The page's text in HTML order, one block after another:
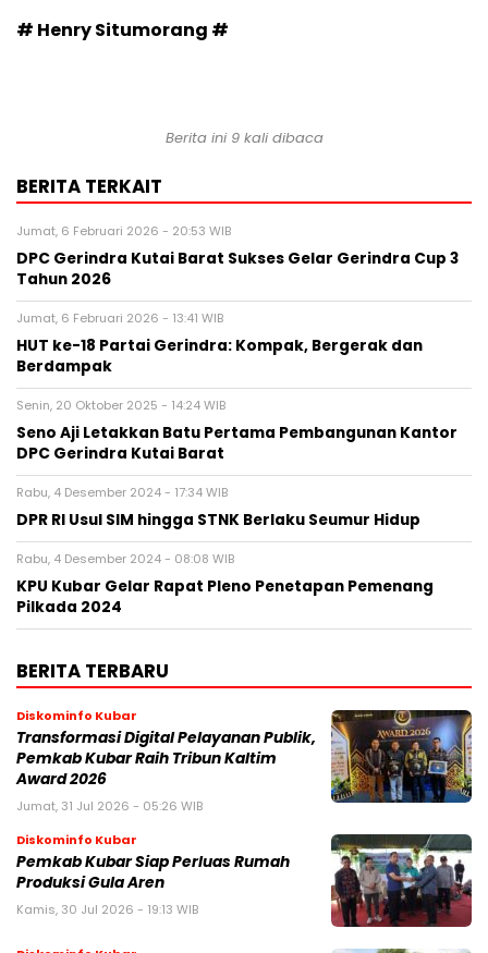
# Henry Situmorang #
Berita ini 9 kali dibaca
BERITA TERKAIT
Jumat, 6 Februari 2026 - 20:53 WIB
DPC Gerindra Kutai Barat Sukses Gelar Gerindra Cup 3
Tahun 2026
Jumat, 6 Februari 2026 - 13:41 WIB
HUT ke-18 Partai Gerindra: Kompak, Bergerak dan
Berdampak
Senin, 20 Oktober 2025 - 14:24 WIB
Seno Aji Letakkan Batu Pertama Pembangunan Kantor
DPC Gerindra Kutai Barat
Rabu, 4 Desember 2024 - 17:34 WIB
DPR RI Usul SIM hingga STNK Berlaku Seumur Hidup
Rabu, 4 Desember 2024 - 08:08 WIB
KPU Kubar Gelar Rapat Pleno Penetapan Pemenang
Pilkada 2024
BERITA TERBARU
Diskominfo Kubar
Transformasi Digital Pelayanan Publik,
Pemkab Kubar Raih Tribun Kaltim
Award 2026
Jumat, 31 Jul 2026 - 05:26 WIB
Diskominfo Kubar
Pemkab Kubar Siap Perluas Rumah
Produksi Gula Aren
Kamis, 30 Jul 2026 - 19:13 WIB